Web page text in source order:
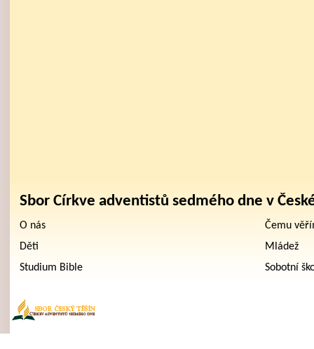
Sbor Církve adventistů sedmého dne v
O nás
Čemu
Děti
Mládež
Studium Bible
Sobotní